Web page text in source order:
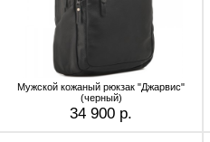
Мужской кожаный рюкзак "Джарвис"
(черный)
34 900 р.